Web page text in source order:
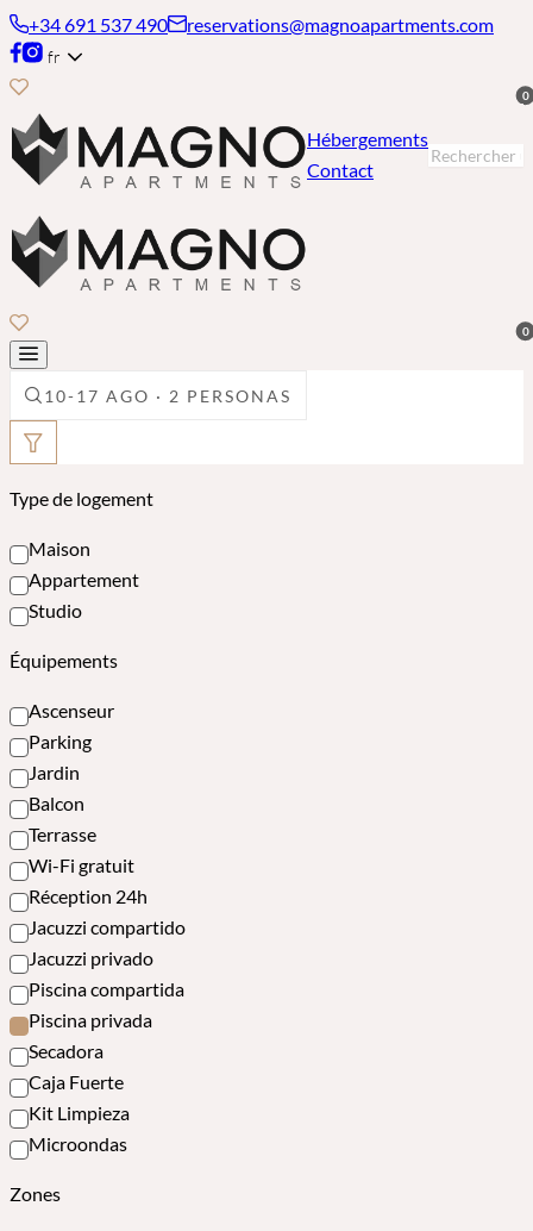
+34 691 537 490 reservations@magnoapartments.com
fr
0
Hébergements
Contact
0
10-17 AGO · 2 PERSONAS
Type de logement
Maison
Appartement
Studio
Équipements
Ascenseur
Parking
Jardin
Balcon
Terrasse
Wi-Fi gratuit
Réception 24h
Jacuzzi compartido
Jacuzzi privado
Piscina compartida
Piscina privada
Secadora
Caja Fuerte
Kit Limpieza
Microondas
Zones